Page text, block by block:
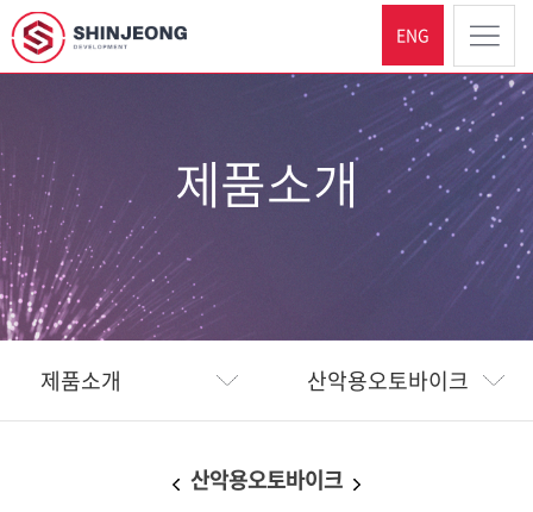
ENG
제품소개
제품소개 산악용오토바이크
산악용오토바이크